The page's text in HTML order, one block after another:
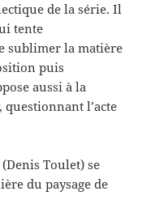
de la série. Il
tente
sublimer la matière
puis
aussi à la
questionnant l’acte
Toulet) se
du paysage de